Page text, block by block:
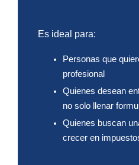
Es ideal para:
Personas que
profesional
Quienes desean
no solo llenar
Quienes buscan
crecer en